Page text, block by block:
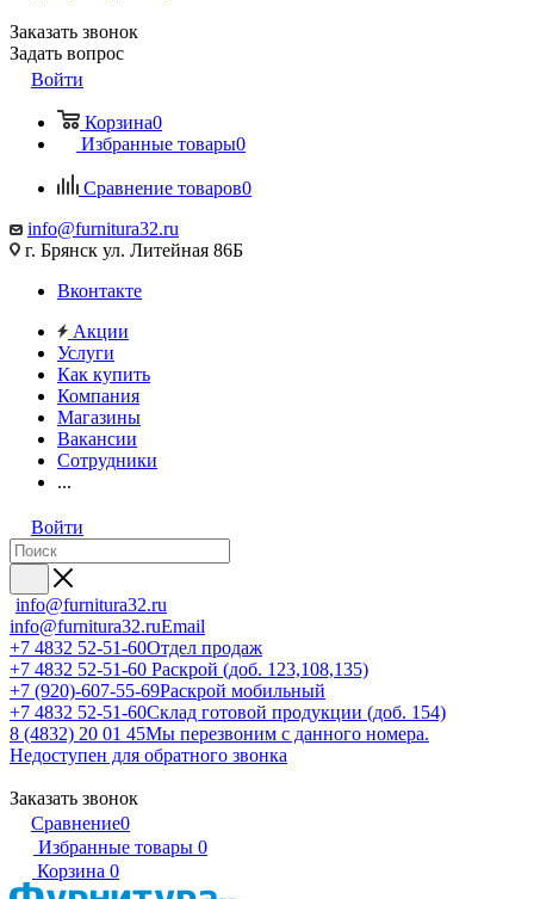
Заказать звонок
Задать вопрос
Войти
Корзина0
Избранные товары0
Сравнение товаров0
info@furnitura32.ru
г. Брянск ул. Литейная 86Б
Вконтакте
Акции
Услуги
Как купить
Компания
Магазины
Вакансии
Сотрудники
...
Войти
info@furnitura32.ru
info@furnitura32.ruEmail
+7 4832 52-51-60Отдел продаж
+7 4832 52-51-60 Раскрой (доб. 123,108,135)
+7 (920)-607-55-69Раскрой мобильный
+7 4832 52-51-60Склад готовой продукции (доб. 154)
8 (4832) 20 01 45Мы перезвоним с данного номера.
Недоступен для обратного звонка
Заказать звонок
Сравнение0
Избранные товары 0
Корзина 0